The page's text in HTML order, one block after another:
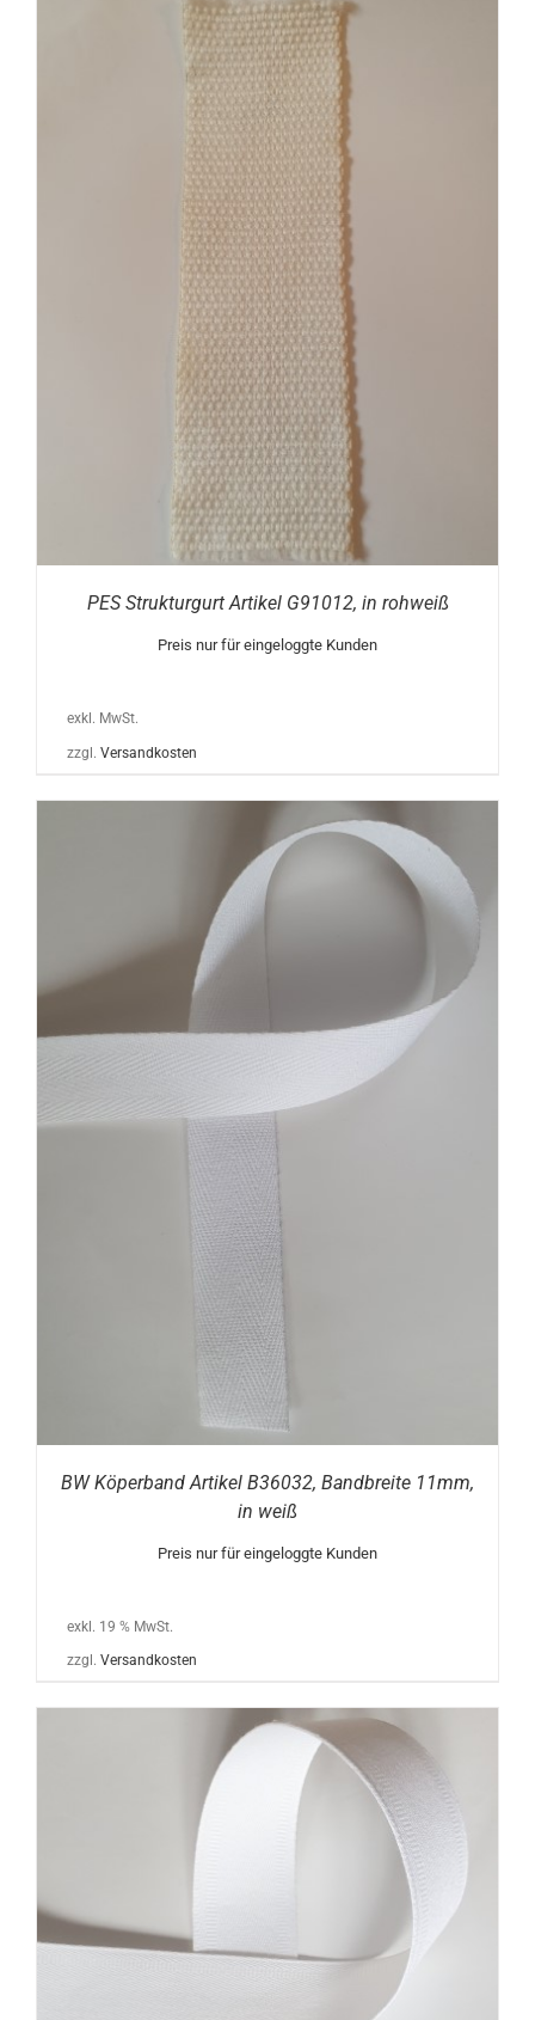
PES Strukturgurt Artikel G91012, in rohweiß
Preis nur für eingeloggte Kunden
exkl. MwSt.
zzgl. Versandkosten
BW Köperband Artikel B36032, Bandbreite 11mm,
in weiß
Preis nur für eingeloggte Kunden
exkl. 19 % MwSt.
zzgl. Versandkosten